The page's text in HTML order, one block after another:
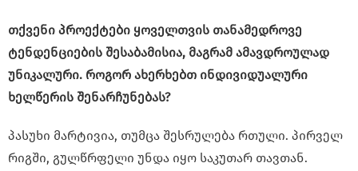
თქვენი პროექტები ყოველთვის თანამედროვე
ტენდენციების შესაბამისია, მაგრამ ამავდროულად
უნიკალური. როგორ ახერხებთ ინდივიდუალური
ხელწერის შენარჩუნებას?
პასუხი მარტივია, თუმცა შესრულება რთული. პირველ
რიგში, გულწრფელი უნდა იყო საკუთარ თავთან.